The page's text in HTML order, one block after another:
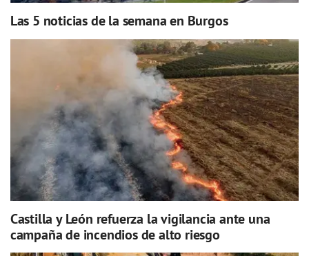
Las 5 noticias de la semana en Burgos
Castilla y León refuerza la vigilancia ante una
campaña de incendios de alto riesgo